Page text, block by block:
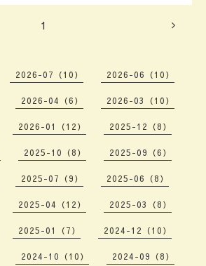
1
2026-07（10） 2026-06（10）
2026-04（6） 2026-03（10）
2026-01（12） 2025-12（8）
2025-10（8） 2025-09（6）
2025-07（9） 2025-06（8）
2025-04（12） 2025-03（8）
2025-01（7） 2024-12（10）
2024-10（10） 2024-09（8）